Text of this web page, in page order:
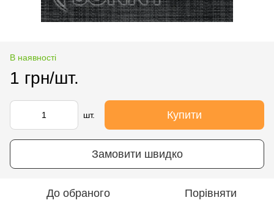
В наявності
1 грн/шт.
шт. Купити
Замовити швидко
До обраного Порівняти